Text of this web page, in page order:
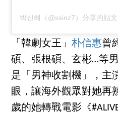
박신혜（@ssinz7）分享的貼文
「韓劇女王」朴信惠曾
碩、張根碩、玄彬…等
是「男神收割機」，主
眼，讓海外觀眾對她再
歲的她轉戰電影《